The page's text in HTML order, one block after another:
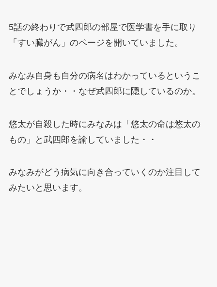
5話の終わりで武四郎の部屋で医学書を手に取り
「すい臓がん」のページを開いていました。
みなみ自身も自分の病名はわかっているというこ
とでしょうか・・なぜ武四郎に隠しているのか。
悠太が自殺した時にみなみは「悠太の命は悠太の
もの」と武四郎を諭していました・・
みなみがどう病気に向き合っていくのか注目して
みたいと思います。